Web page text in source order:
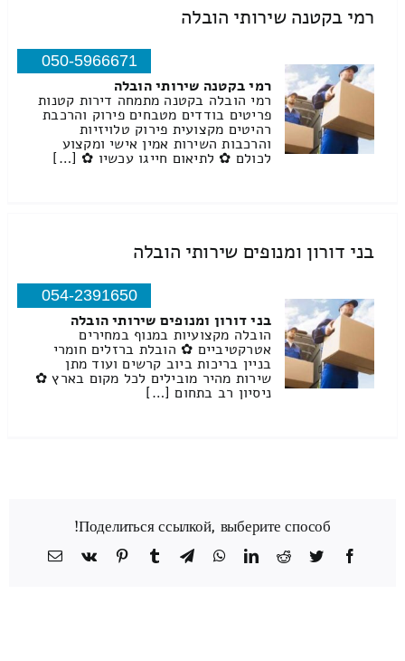
רמי בקטנה שירותי הובלה
050-5966671
רמי בקטנה שירותי הובלה
רמי הובלה בקטנה מתמחה דירות קטנות
פריטים בודדים מטבחים פירוק והרכבת
רהיטים מקצועית פירוק טלויזיות
והרכבות השירות אמין אישי ומקצוע
לכולם ✿ לתיאום חייגו עכשיו ✿ […]
בני דורון ומנופים שירותי הובלה
054-2391650
בני דורון ומנופים שירותי הובלה
הובלה מקצועיות במנוף במחירים
אטרקטיביים ✿ הובלת ברזלים חומרי
בניין בריכות ביוב קרשים ועוד מתן
שירות מהיר מובילים לכל מקום בארץ ✿
ניסיון רב בתחום […]
Поделиться ссылкой, выберите способ!
Facebook
Twitter
Reddit
LinkedIn
WhatsApp
Telegram
Tumblr
Pinterest
Vk
כתובת